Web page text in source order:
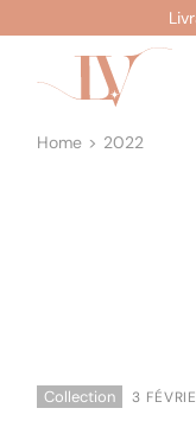
Home 2022
Collection 3